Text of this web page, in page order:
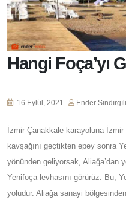
Hangi Foça’yı
16 Eylül, 2021 Ender
İzmir-Çanakkale karayoluna
kavşağını geçtikten epey sonra
yönünden geliyorsak, Aliağa’dan
Yenifoça levhasını görürüz. Bu,
yoludur. Aliağa sanayi